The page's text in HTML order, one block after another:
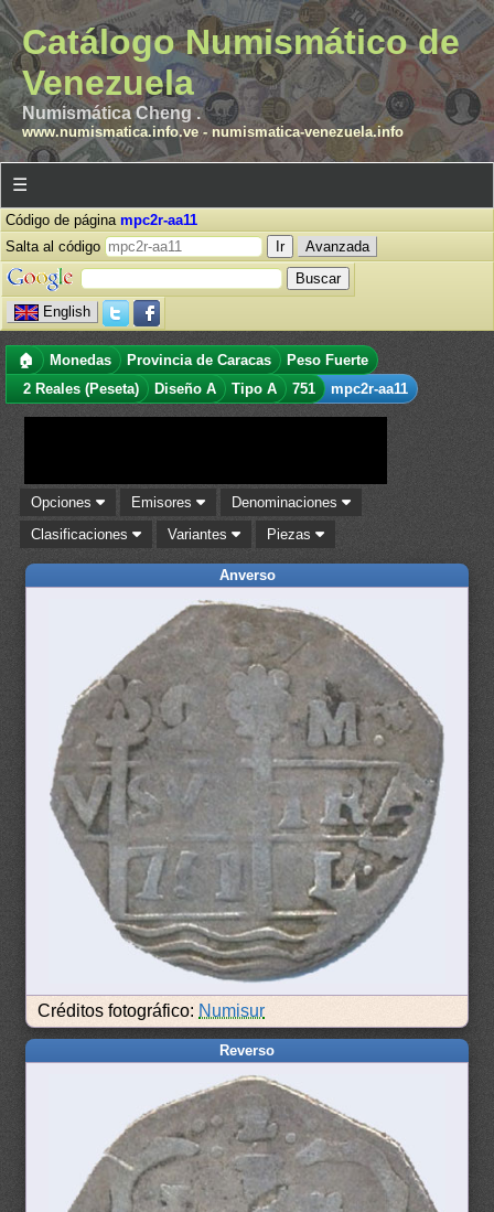
Catálogo Numismático de
Venezuela
Numismática Cheng .
www.numismatica.info.ve- numismatica-venezuela.info
☰
Código de página mpc2r-aa11
Salta al código
Avanzada
English
🏠 Monedas Provincia de Caracas
Peso Fuerte
2 Reales (Peseta)
Diseño A Tipo A 751 mpc2r-aa11
Opciones Emisores
Denominaciones
Clasificaciones
Variantes Piezas
Anverso
Créditos fotográfico: Numisur
Reverso